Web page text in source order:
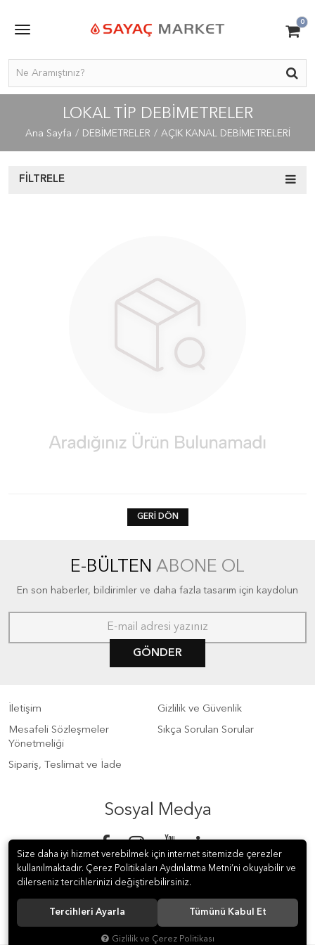
0
LOKAL TİP DEBİMETRELER
Ana Sayfa DEBİMETRELER AÇIK KANAL DEBİMETRELERİ
FILTRELE
GERI DÖN
E-BÜLTEN ABONE OL
En son haberler, bildirimler ve daha fazla tasarım için kaydolun
GÖNDER
İletişim
Gizlilik ve Güvenlik
Mesafeli Sözleşmeler
Yönetmeliği
Sıkça Sorulan Sorular
Sipariş, Teslimat ve İade
Sosyal Medya
© 2018 S Meter Sayaç ve Otomasyon A.Ş. Tüm hakları saklıdır.
Size daha iyi hizmet verebilmek için internet sitemizde çerezler
kullanılmaktadır. Çerez Politikaları Aydınlatma Metni’ni okuyabilir ve
dilerseniz tercihlerinizi değiştirebilirsiniz.
Tercihleri Ayarla Tümünü Kabul Et
Gizlilik ve Çerez Politikası